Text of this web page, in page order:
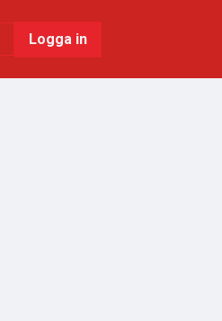
Logga in